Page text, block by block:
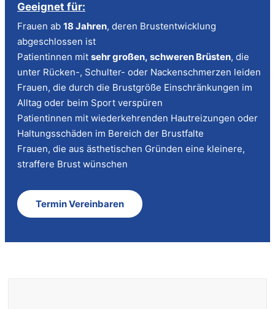
Geeignet für:
Frauen ab 18 Jahren, deren Brustentwicklung
abgeschlossen ist
Patientinnen mit sehr großen, schweren Brüsten, die
unter Rücken-, Schulter- oder Nackenschmerzen leiden
Frauen, die durch die Brustgröße Einschränkungen im
Alltag oder beim Sport verspüren
Patientinnen mit wiederkehrenden Hautreizungen oder
Haltungsschäden im Bereich der Brustfalte
Frauen, die aus ästhetischen Gründen eine kleinere,
straffere Brust wünschen
Termin Vereinbaren